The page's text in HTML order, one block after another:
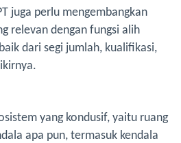
juga perlu mengembangkan
relevan dengan fungsi alih
dari segi jumlah, kualifikasi,
yang kondusif, yaitu ruang
apa pun, termasuk kendala